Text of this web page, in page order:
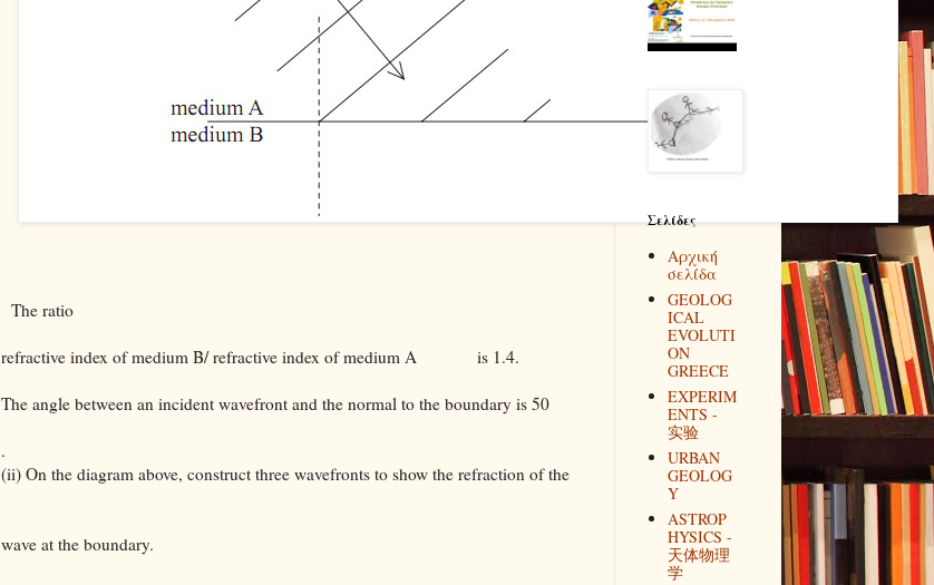
The ratio
refractive index of medium B/ refractive index of medium A is 1.4.
The angle between an incident wavefront and the normal to the boundary is 50
.
(ii) On the diagram above, construct three wavefronts to show the refraction of the
wave at the boundary.
Σελίδες
Αρχική
σελίδα
GEOLOG
ICAL
EVOLUTI
ON
GREECE
EXPERIM
ENTS -
实验
URBAN
GEOLOG
Y
ASTROP
HYSICS -
天体物理
学